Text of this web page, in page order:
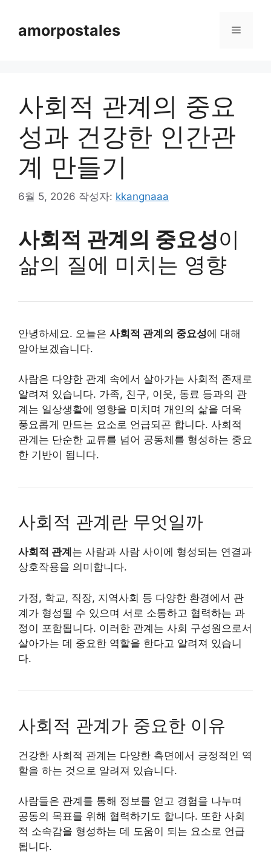
amorpostales 메
사회적 관계의 중요
성과 건강한 인간관
계 만들기
6월 5, 2026 작성자: kkangnaaa
사회적 관계의 중요성이
삶의 질에 미치는 영향
안녕하세요. 오늘은 사회적 관계의 중요성에 대해
알아보겠습니다.
사람은 다양한 관계 속에서 살아가는 사회적 존재로
알려져 있습니다. 가족, 친구, 이웃, 동료 등과의 관
계는 일상생활에 영향을 미치며 개인의 삶을 더욱
풍요롭게 만드는 요소로 언급되곤 합니다. 사회적
관계는 단순한 교류를 넘어 공동체를 형성하는 중요
한 기반이 됩니다.
사회적 관계란 무엇일까
사회적 관계 는 사람과 사람 사이에 형성되는 연결과
상호작용을 의미합니다.
가정, 학교, 직장, 지역사회 등 다양한 환경에서 관
계가 형성될 수 있으며 서로 소통하고 협력하는 과
정이 포함됩니다. 이러한 관계는 사회 구성원으로서
살아가는 데 중요한 역할을 한다고 알려져 있습니
다.
사회적 관계가 중요한 이유
건강한 사회적 관계는 다양한 측면에서 긍정적인 역
할을 하는 것으로 알려져 있습니다.
사람들은 관계를 통해 정보를 얻고 경험을 나누며
공동의 목표를 위해 협력하기도 합니다. 또한 사회
적 소속감을 형성하는 데 도움이 되는 요소로 언급
됩니다.